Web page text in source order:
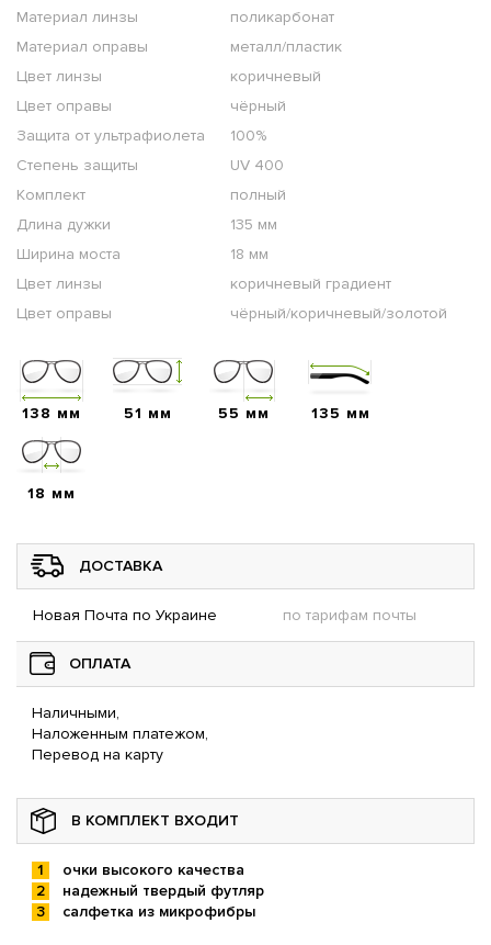
Материал линзы
поликарбонат
Материал оправы
металл/пластик
Цвет линзы
коричневый
Цвет оправы
чёрный
Защита от ультрафиолета
100%
Степень защиты
UV 400
Комплект
полный
Длина дужки
135 мм
Ширина моста
18 мм
Цвет линзы
коричневый градиент
Цвет оправы
чёрный/коричневый/золотой
138 мм 51 мм 55 мм 135 мм
18 мм
ДОСТАВКА
Новая Почта по Украине по тарифам почты
ОПЛАТА
Наличными,
Наложенным платежом,
Перевод на карту
В КОМПЛЕКТ ВХОДИТ
очки высокого качества
надежный твердый футляр
салфетка из микрофибры